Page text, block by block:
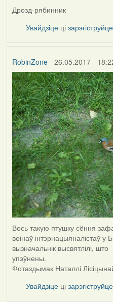
In
reply
by
(госць)
Дрозд-рябинник
Увайдзіце ці
RobinZone- 26.05.2017 -
Вось такую птушку сёння
воінаў інтэрнацыяналістаў у
вызначальнік высвятлілі, што
упэўнены.
Фотаздымак Наталлі
Увайдзіце ці